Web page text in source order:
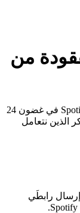
من
من المفترض أن تظهر حفلتك الموسيقية على Spotify في غضون 24
الذين نتعامل
رابطَي